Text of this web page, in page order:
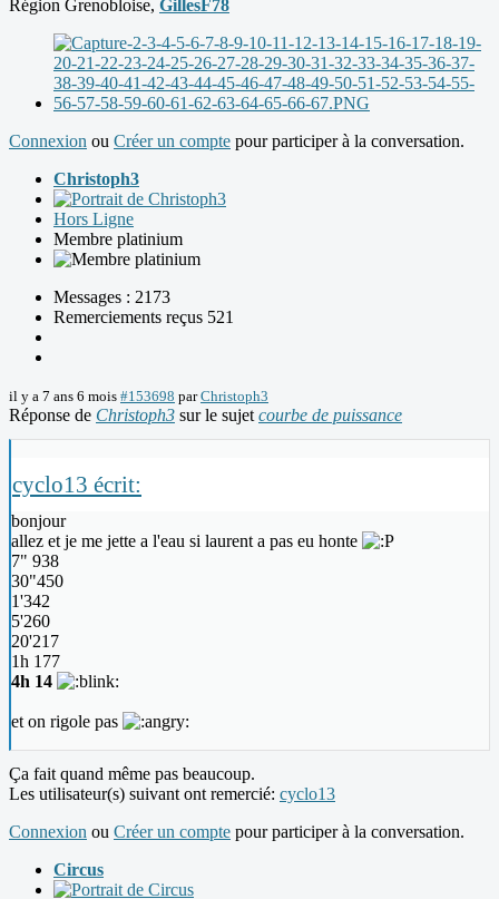
Région Grenobloise, GillesF78
Connexion ou Créer un compte pour participer à la conversation.
Christoph3
Hors Ligne
Membre platinium
Messages : 2173
Remerciements reçus 521
il y a 7 ans 6 mois #153698 parChristoph3
Réponse de Christoph3 sur le sujet courbe de puissance
cyclo13 écrit:
bonjour
allez et je me jette a l'eau si laurent a pas eu honte
7" 938
30"450
1'342
5'260
20'217
1h 177
4h 14
et on rigole pas
Ça fait quand même pas beaucoup.
Les utilisateur(s) suivant ont remercié: cyclo13
Connexion ou Créer un compte pour participer à la conversation.
Circus